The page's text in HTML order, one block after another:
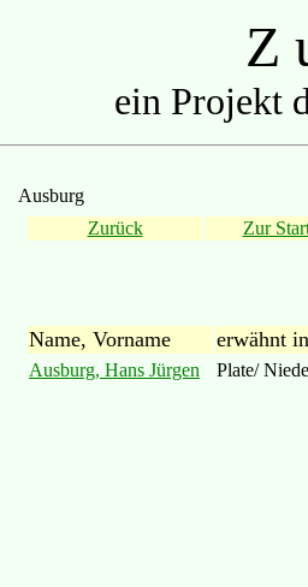
Z
ein Projekt
Ausburg
Zurück
Zur
Name, Vorname erwähnt in
Ausburg, Hans Jürgen Plate/